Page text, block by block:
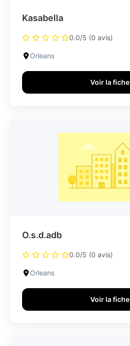
Kasabella
0.0/5 (0 avis)
Orleans
Voir la fiche
O.s.d.adb
0.0/5 (0 avis)
Orleans
Voir la fiche